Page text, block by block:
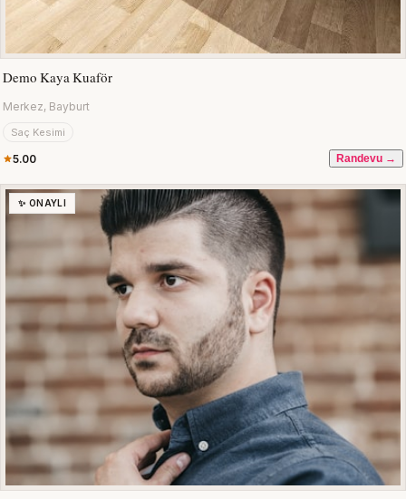
Demo Kaya Kuaför
Merkez, Bayburt
Saç Kesimi
5.00 Randevu →
✨ ONAYLI